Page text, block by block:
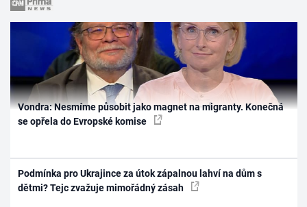
Vondra: Nesmíme působit jako magnet na migranty. Konečná
se opřela do Evropské komise
Podmínka pro Ukrajince za útok zápalnou lahví na dům s
dětmi? Tejc zvažuje mimořádný zásah